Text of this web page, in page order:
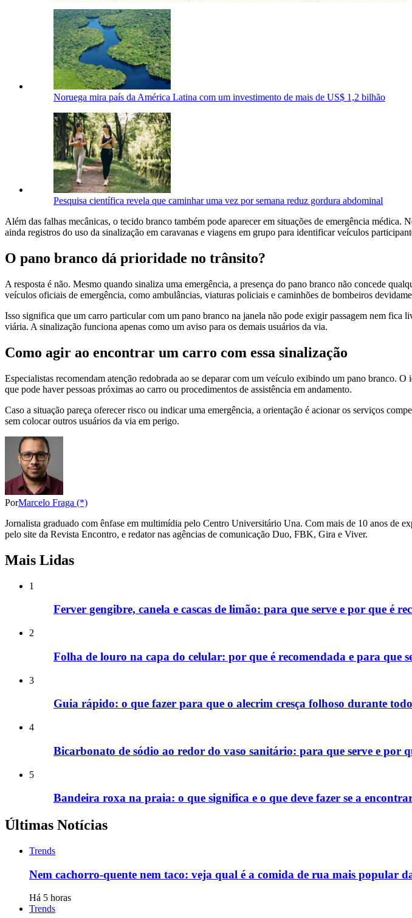
Noruega mira país da América Latina com um investimento de mais de US$ 1,2 bilhão
Pesquisa científica revela que caminhar uma vez por semana reduz gordura abdominal
Além das falhas mecânicas, o tecido branco também pode aparecer em situações de emergência
ainda registros do uso da sinalização em caravanas e viagens em grupo para identificar veículos
O pano branco dá prioridade no trânsito?
A resposta é não. Mesmo quando sinaliza uma emergência, a presença do pano branco não concede
veículos oficiais de emergência, como ambulâncias, viaturas policiais e caminhões de bombeiros
Isso significa que um carro particular com um pano branco na janela não pode exigir passagem nem fica
viária. A sinalização funciona apenas como um aviso para os demais usuários da via.
Como agir ao encontrar um carro com essa sinalização
Especialistas recomendam atenção redobrada ao se deparar com um veículo exibindo um pano branco.
que pode haver pessoas próximas ao carro ou procedimentos de assistência em andamento.
Caso a situação pareça oferecer risco ou indicar uma emergência, a orientação é acionar os serviços
sem colocar outros usuários da via em perigo.
PorMarcelo Fraga (*)
Jornalista graduado com ênfase em multimídia pelo Centro Universitário Una. Com mais de 10 anos de
pelo site da Revista Encontro, e redator nas agências de comunicação Duo, FBK, Gira e Viver.
Mais Lidas
1
Ferver gengibre, canela e cascas de limão: para que serve e por que é
2
Folha de louro na capa do celular: por que é recomendada e para que
3
Guia rápido: o que fazer para que o alecrim cresça folhoso durante
4
Bicarbonato de sódio ao redor do vaso sanitário: para que serve e por
5
Bandeira roxa na praia: o que significa e o que deve fazer se a
Últimas Notícias
Trends
Nem cachorro-quente nem taco: veja qual é a comida de rua mais popular
Há 5 horas
Trends